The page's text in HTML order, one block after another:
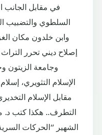
في مقابل الجانب
السلطوي والتضبيب
وابن خلدون مكان
إصلاح ديني تحرر
وجامعة الزيتون
الإسلام التثويري،
مقابل الإسلام
التطرف.. هكذا كتب د.
الشهير “الحركات